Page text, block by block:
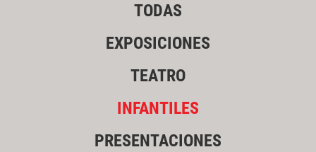
TODAS
EXPOSICIONES
TEATRO
INFANTILES
PRESENTACIONES